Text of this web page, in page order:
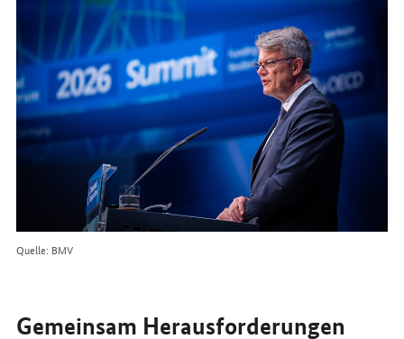
Quelle: BMV
Gemeinsam Herausforderungen